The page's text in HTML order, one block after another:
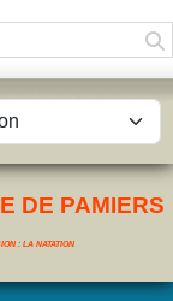
DE PAMIERS
: LA NATATION